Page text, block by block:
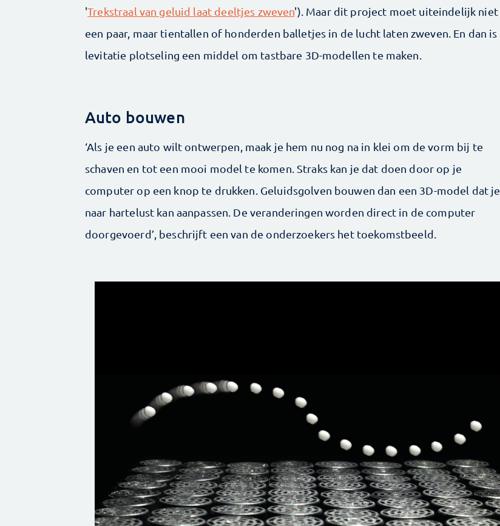
'Trekstraal van geluid laat deeltjes zweven'). Maar dit project moet uiteindelijk niet
een paar, maar tientallen of honderden balletjes in de lucht laten zweven. En dan is
levitatie plotseling een middel om tastbare 3D-modellen te maken.
Auto bouwen
‘Als je een auto wilt ontwerpen, maak je hem nu nog na in klei om de vorm bij te
schaven en tot een mooi model te komen. Straks kan je dat doen door op je
computer op een knop te drukken. Geluidsgolven bouwen dan een 3D-model dat je
naar hartelust kan aanpassen. De veranderingen worden direct in de computer
doorgevoerd’, beschrijft een van de onderzoekers het toekomstbeeld.